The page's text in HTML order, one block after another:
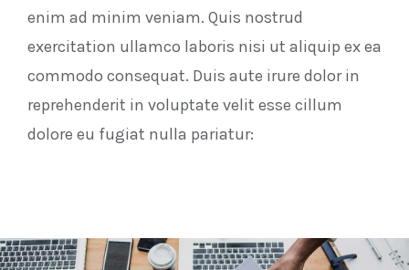
enim ad minim veniam. Quis nostrud
exercitation ullamco laboris nisi ut aliquip ex ea
commodo consequat. Duis aute irure dolor in
reprehenderit in voluptate velit esse cillum
dolore eu fugiat nulla pariatur: